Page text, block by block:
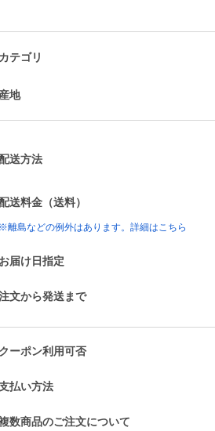
カテゴリ
産地
送方法
送料金（送料）
※離島などの例外はあります。詳細はこちら
お届け日指定
文から発送まで
クーポン利用可否
払い方法
数商品のご注文について